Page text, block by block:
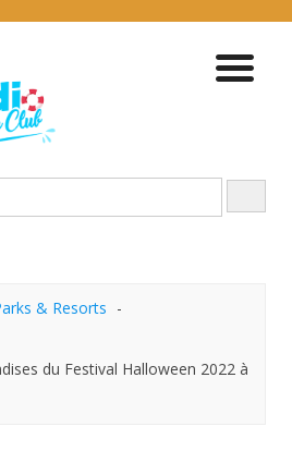
& Resorts
du Festival Halloween 2022 à